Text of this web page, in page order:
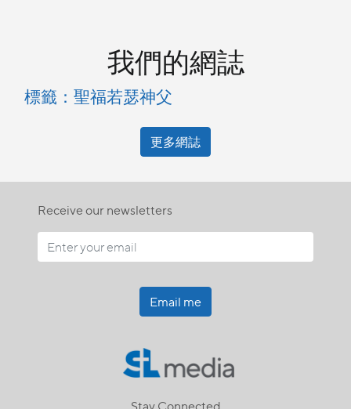
我們的網誌
標籤：聖福若瑟神父
更多網誌
Receive our newsletters
Email me
Stay Connected